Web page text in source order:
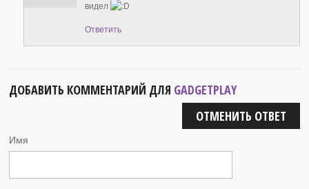
видел
Ответить
ДОБАВИТЬ КОММЕНТАРИЙ ДЛЯ GADGETPLAY
ОТМЕНИТЬ ОТВЕТ
Имя